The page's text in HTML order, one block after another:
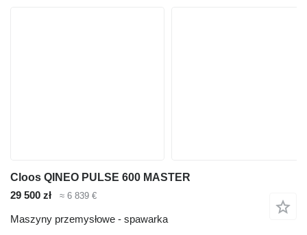
Cloos QINEO PULSE 600 MASTER
29 500 zł
≈ 6 839 €
Maszyny przemysłowe - spawarka